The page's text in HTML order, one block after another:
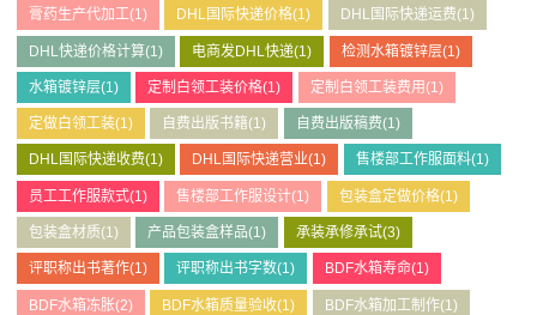
膏药生产代加工(1) DHL国际快递价格(1) DHL国际快递运费(1)
DHL快递价格计算(1) 电商发DHL快递(1) 检测水箱镀锌层(1)
水箱镀锌层(1) 定制白领工装价格(1) 定制白领工装费用 (1)
定做白领工装(1) 自费出版书籍(1) 自费出版稿费(1)
DHL国际快递收费(1) DHL国际快递营业(1) 售楼部工作服面料(1)
员工工作服款式(1) 售楼部工作服设计(1) 包装盒定做价格(1)
包装盒材质(1) 产品包装盒样品(1) 承装承修承试(3)
评职称出书著作(1) 评职称出书字数(1) BDF水箱寿命(1)
BDF水箱冻胀(2) BDF水箱质量验收(1) BDF水箱加工制作(1)